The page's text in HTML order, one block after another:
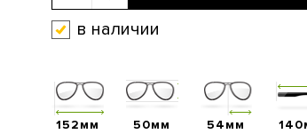
в наличии
152мм 50мм 54мм